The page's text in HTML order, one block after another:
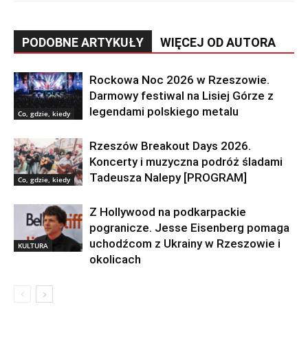
PODOBNE ARTYKUŁY WIĘCEJ OD AUTORA
Co, gdzie, kiedy
Rockowa Noc 2026 w Rzeszowie.
Darmowy festiwal na Lisiej Górze z
legendami polskiego metalu
Co, gdzie, kiedy
Rzeszów Breakout Days 2026.
Koncerty i muzyczna podróż śladami
Tadeusza Nalepy [PROGRAM]
KULTURA
Z Hollywood na podkarpackie
pogranicze. Jesse Eisenberg pomaga
uchodźcom z Ukrainy w Rzeszowie i
okolicach